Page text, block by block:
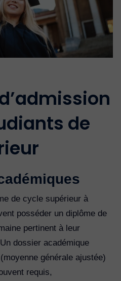
de
de cycle supérieur à
posséder un diplôme de
pertinent à leur
dossier académique
générale ajustée)
requis,